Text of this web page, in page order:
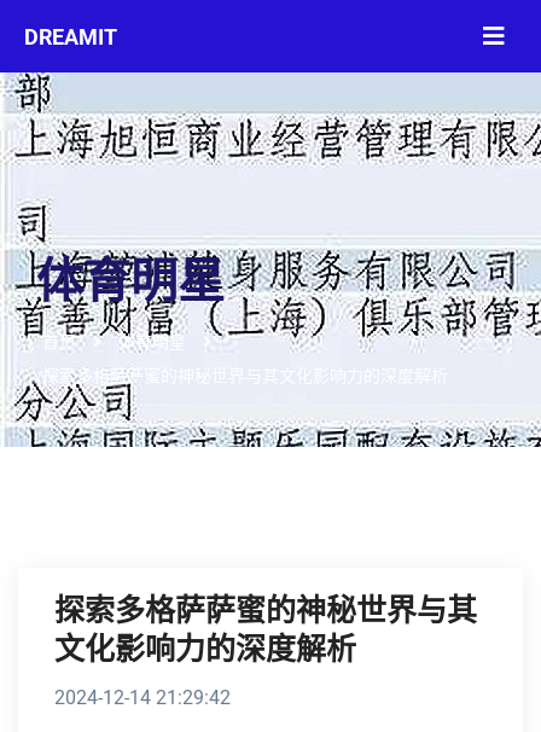
体育明星
首页
体育明星
探索多格萨萨蜜的神秘世界与其文化影响力的深度解析
探索多格萨萨蜜的神秘世界与其
文化影响力的深度解析
2024-12-14 21:29:42